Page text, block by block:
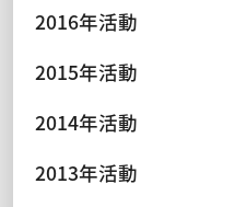
2016年活動
2015年活動
2014年活動
2013年活動